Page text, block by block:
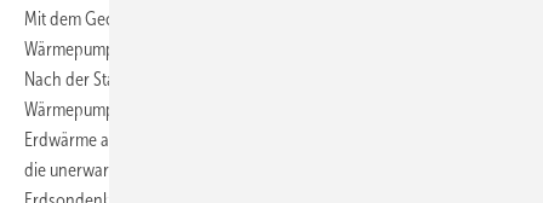
Mit dem Geothermie-Tag wurde den erdgekoppelten
Wärmepumpensystemen ein besonderes Augenmerk eingeräumt.
Nach der Statistik des BWP sind die Verkaufszahlen erdgekoppelter
Wärmepumpen seit 2008 rückläufig. Eine Zäsur in der Nutzung der
Erdwärme als Wärmequelle für Wärmepumpen waren mit Sicherheit
die unerwarteten Hebungen und Senkungen nach der